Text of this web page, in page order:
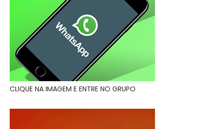
CLIQUE NA IMAGEM E ENTRE NO GRUPO